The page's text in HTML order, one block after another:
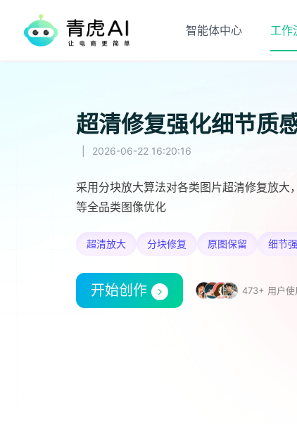
智能体中心 工作
超清修复强化细节质
2026-06-22 16:20:16
采用分块放大算法对各类图片超清修复放
等全品类图像优化
超清放大 分块修复 原图保留 细节
开始创作 473+ 用户使